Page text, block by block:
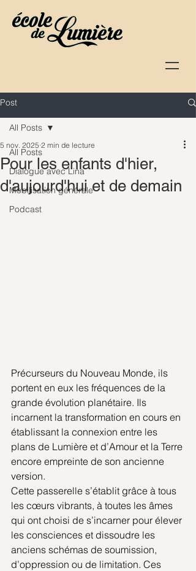
Post
All Posts
Dialogue avec Lina
Mobilisation générale
Podcast
All Posts
Pour les enfants d'hier,
d'aujourd'hui et de demain
5 nov. 2025 2 min de lecture
Précurseurs du Nouveau Monde, ils
portent en eux les fréquences de la
grande évolution planétaire. Ils
incarnent la transformation en cours en
établissant la connexion entre les
plans de Lumière et d’Amour et la Terre
encore empreinte de son ancienne
version.
Cette passerelle s’établit grâce à tous
les cœurs vibrants, à toutes les âmes
qui ont choisi de s’incarner pour élever
les consciences et dissoudre les
anciens schémas de soumission,
d’oppression ou de limitation. Ces